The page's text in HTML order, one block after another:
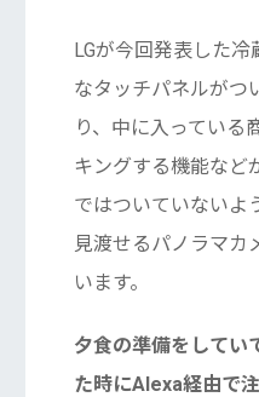
LGが今回発表した
なタッチパネルがつ
り、中に入っている
キングする機能など
ではついていないよ
見渡せるパノラマカ
います。
夕食の準備をしてい
た時にAlexa経由で